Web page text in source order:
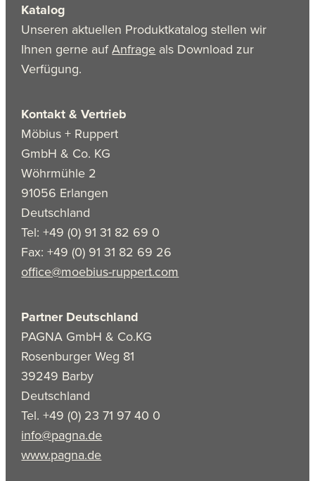
Katalog
Unseren aktuellen Produktkatalog stellen wir
Ihnen gerne aufAnfrage als Download zur
Verfügung.
Kontakt & Vertrieb
Möbius + Ruppert
GmbH & Co. KG
Wöhrmühle 2
91056 Erlangen
Deutschland
Tel: +49 (0) 91 31 82 69 0
Fax: +49 (0) 91 31 82 69 26
office@moebius-ruppert.com
Partner Deutschland
PAGNA GmbH & Co.KG
Rosenburger Weg 81
39249 Barby
Deutschland
Tel. +49 (0) 23 71 97 40 0
info@pagna.de
www.pagna.de